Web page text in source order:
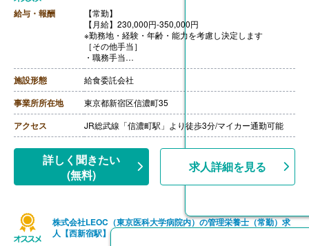
給与・報酬
【常勤】
【月給】230,000円-350,000円
※勤務地・経験・年齢・能力を考慮し決定します
［その他手当］
・職務手当
・食事手当
・年末年始手当
【賞与】年2回（7月、12月）※会社業績、各個人実績に
応じて決定（前年度実績 2.00ヶ月/年）
【通勤手当】あり（全額支給）
【退職金】なし
施設形態 給食委託会社
事業所所在地 東京都新宿区信濃町35
アクセス JR総武線「信濃町駅」より徒歩3分/マイカー通勤可能
詳しく聞きたい
(無料)
求人詳細を見る
株式会社LEOC（東京医科大学病院内）の管理栄養士（常勤）求
人【西新宿駅】